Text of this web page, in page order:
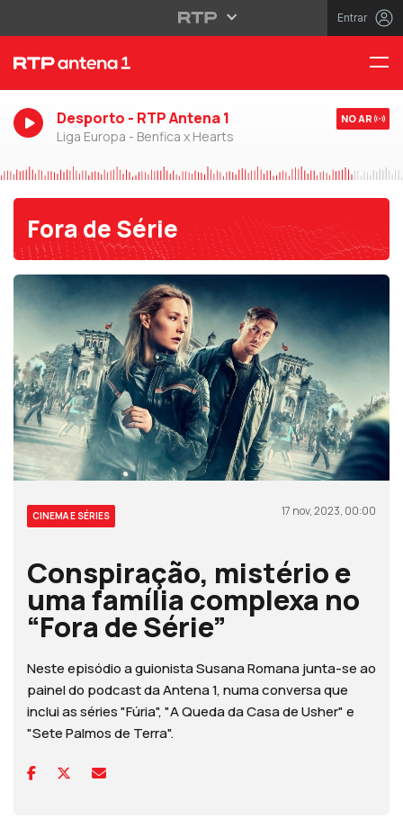
Entrar
Desporto - RTP Antena 1
Liga Europa - Benfica x Hearts
NO AR
Fora de Série
CINEMA E SÉRIES 17 nov, 2023, 00:00
Conspiração, mistério e
uma família complexa no
“Fora de Série”
Neste episódio a guionista Susana Romana junta-se ao
painel do podcast da Antena 1, numa conversa que
inclui as séries "Fúria", "A Queda da Casa de Usher" e
"Sete Palmos de Terra".